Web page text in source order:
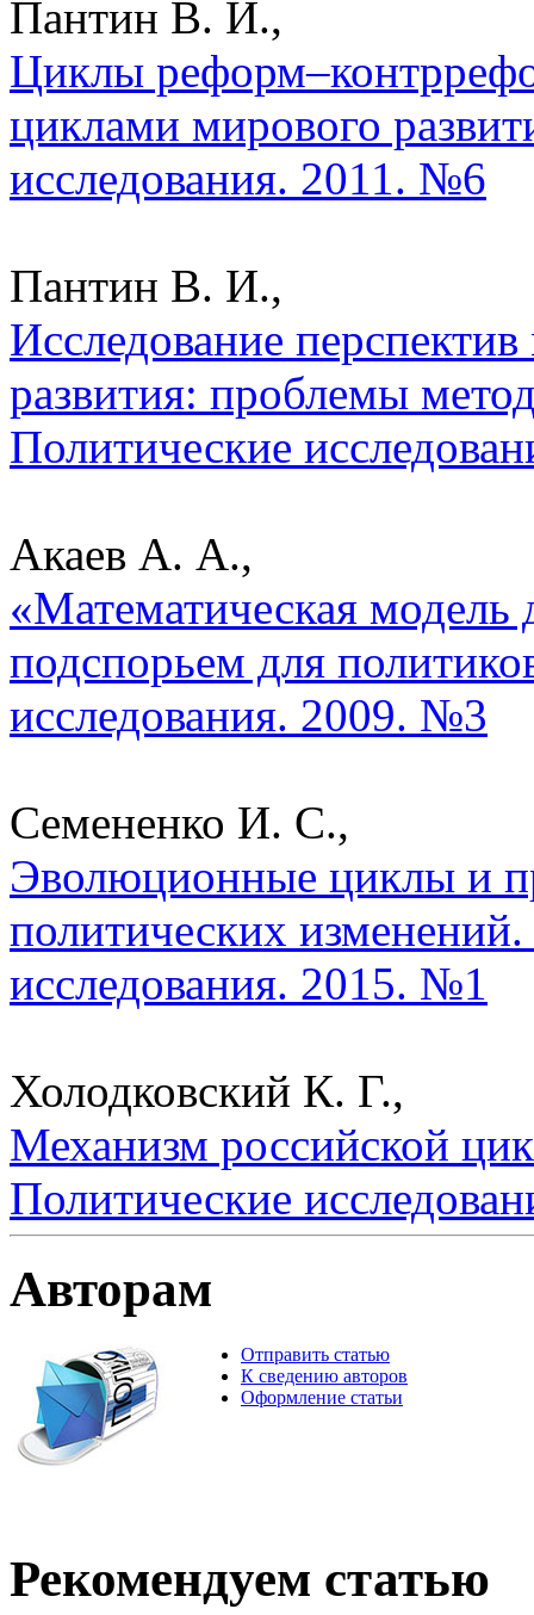
Пантин В. И.,
Циклы
циклами мирового
исследования. 2011. №6
Пантин В. И.,
Исследование
развития: проблемы
Политические
Акаев А. А.,
«Математическая
подспорьем для
исследования. 2009. №3
Семененко И. С.,
Эволюционные циклы и
политических
исследования. 2015. №1
Холодковский К. Г.,
Механизм российской
Политические
Авторам
Отправить статью
К сведению авторов
Оформление статьи
Рекомендуем статью